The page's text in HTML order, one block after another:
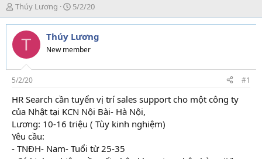
T
h
r
e
d
s
t
a
r
t
e
r
Thúy Lương
N
g
à
y
g
i
5/2/20
T Thúy Lương
New member
5/2/20 #1
HR Search cần tuyển vị trí sales support cho một công ty
của Nhật tại KCN Nội Bài- Hà Nội,
Lương: 10-16 triệu ( Tùy kinh nghiệm)
Yêu cầu:
- TNĐH- Nam- Tuổi từ 25-35